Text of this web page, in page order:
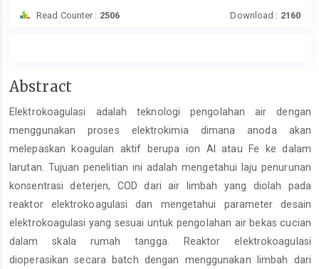
Read Counter : 2506 Download : 2160
Main
Content
Abstract
Elektrokoagulasi adalah teknologi pengolahan air dengan
menggunakan proses elektrokimia dimana anoda akan
melepaskan koagulan aktif berupa ion Al atau Fe ke dalam
larutan. Tujuan penelitian ini adalah mengetahui laju penurunan
konsentrasi deterjen, COD dari air limbah yang diolah pada
reaktor elektrokoagulasi dan mengetahui parameter desain
elektrokoagulasi yang sesuai untuk pengolahan air bekas cucian
dalam skala rumah tangga. Reaktor elektrokoagulasi
dioperasikan secara batch dengan menggunakan limbah dari